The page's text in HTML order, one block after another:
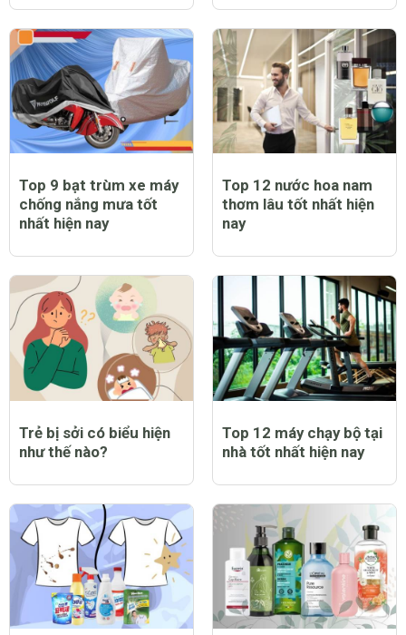
Top 9 bạt trùm xe máy
chống nắng mưa tốt
nhất hiện nay
Top 12 nước hoa nam
thơm lâu tốt nhất hiện
nay
Trẻ bị sởi có biểu hiện
như thế nào?
Top 12 máy chạy bộ tại
nhà tốt nhất hiện nay